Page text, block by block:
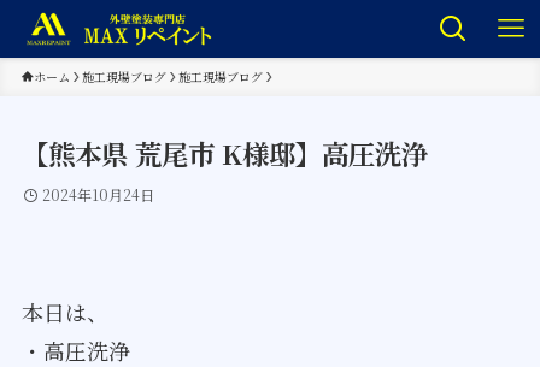
ホーム 施工現場ブログ 施工現場ブログ
【熊本県 荒尾市 K様邸】高圧洗浄
2024年10月24日
本日は、
・高圧洗浄